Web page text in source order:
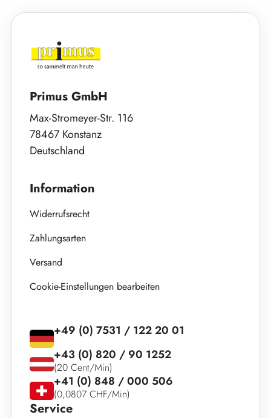
Primus GmbH
Max-Stromeyer-Str. 116
78467 Konstanz
Deutschland
Information
Widerrufsrecht
Zahlungsarten
Versand
Cookie-Einstellungen bearbeiten
Service
+49 (0) 7531 / 122 20 01
+43 (0) 820 / 90 1252
(20 Cent/Min)
+41 (0) 848 / 000 506
(0,0807 CHF/Min)